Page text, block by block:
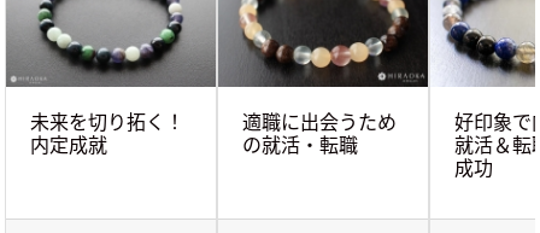
未来を切り拓く！
内定成就
適職に出会うため
の就活・転職
好印象で
就活＆
成功